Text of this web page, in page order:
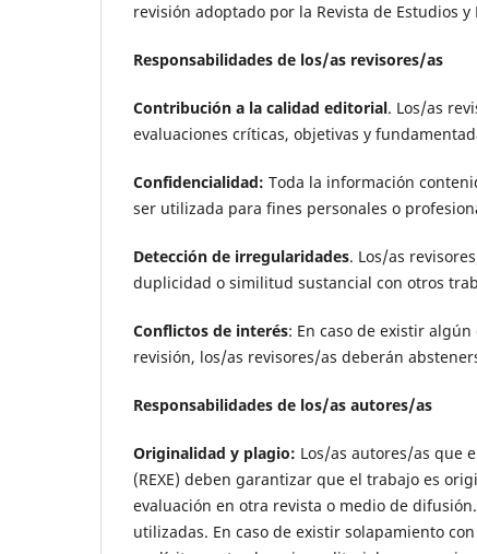
revisión adoptado por la Revista de Estudios y
Responsabilidades de los/as revisores/as
Contribución a la calidad editorial. Los/as
evaluaciones críticas, objetivas y
Confidencialidad: Toda la información
ser utilizada para fines personales o
Detección de irregularidades. Los/as
duplicidad o similitud sustancial con otros
Conflictos de interés: En caso de existir
revisión, los/as revisores/as deberán
Responsabilidades de los/as autores/as
Originalidad y plagio: Los/as autores/as que
(REXE) deben garantizar que el trabajo es
evaluación en otra revista o medio de
utilizadas. En caso de existir solapamiento